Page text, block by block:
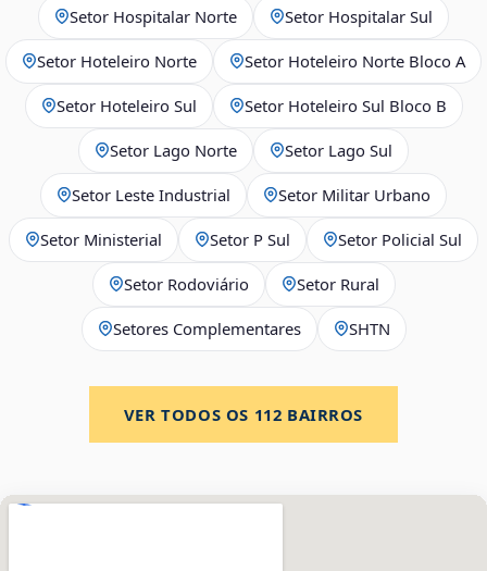
Setor Hospitalar Norte Setor Hospitalar Sul
Setor Hoteleiro Norte Setor Hoteleiro Norte Bloco A
Setor Hoteleiro Sul Setor Hoteleiro Sul Bloco B
Setor Lago Norte Setor Lago Sul
Setor Leste Industrial Setor Militar Urbano
Setor Ministerial Setor P Sul Setor Policial Sul
Setor Rodoviário Setor Rural
Setores Complementares SHTN
VER TODOS OS 112 BAIRROS